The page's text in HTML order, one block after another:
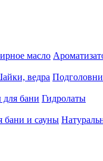
масло
ведра
бани Гидролаты
бани и сауны